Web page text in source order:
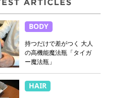
BODY
持つだけで差がつく 大人
の高機能魔法瓶「タイガ
ー魔法瓶」
HAIR